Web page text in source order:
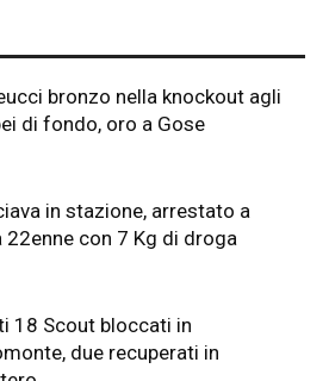
bronzo nella knockout agli
di fondo, oro a Gose
in stazione, arrestato a
22enne con 7 Kg di droga
18 Scout bloccati in
due recuperati in